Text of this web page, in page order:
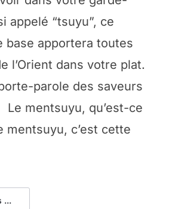
appelé “tsuyu”, ce
base apportera toutes
l’Orient dans votre plat.
parole des saveurs
Le mentsuyu, qu’est-ce
mentsuyu, c’est cette
...